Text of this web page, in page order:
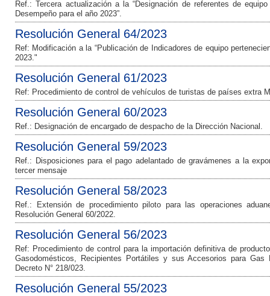
Ref.: Tercera actualización a la “Designación de referentes de
Desempeño para el año 2023”.
Resolución General 64/2023
Ref: Modificación a la “Publicación de Indicadores de equipo
2023."
Resolución General 61/2023
Ref: Procedimiento de control de vehículos de turistas de países extra
Resolución General 60/2023
Ref.: Designación de encargado de despacho de la Dirección Nacional.
Resolución General 59/2023
Ref.: Disposiciones para el pago adelantado de gravámenes a la
tercer mensaje
Resolución General 58/2023
Ref.: Extensión de procedimiento piloto para las operaciones
Resolución General 60/2022.
Resolución General 56/2023
Ref: Procedimiento de control para la importación definitiva de
Gasodomésticos, Recipientes Portátiles y sus Accesorios para
Decreto N° 218/023.
Resolución General 55/2023